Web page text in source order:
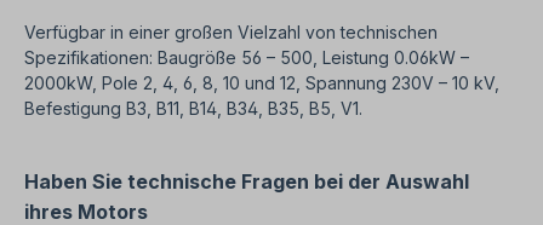
Verfügbar in einer großen Vielzahl von technischen
Spezifikationen: Baugröße 56 – 500, Leistung 0.06kW –
2000kW, Pole 2, 4, 6, 8, 10 und 12, Spannung 230V – 10 kV,
Befestigung B3, B11, B14, B34, B35, B5, V1.
Haben Sie technische Fragen bei der Auswahl
ihres Motors